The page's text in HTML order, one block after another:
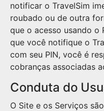
notificar o TravelSim
roubado ou de outra
que o acesso usando o
que você notifique o
com seu PIN, você é
cobranças associadas
Conduta do
O Site e os Serviços